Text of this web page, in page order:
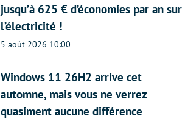
jusqu’à 625 € d’économies par an sur
l’électricité !
5 août 2026 10:00
Windows 11 26H2 arrive cet
automne, mais vous ne verrez
quasiment aucune différence